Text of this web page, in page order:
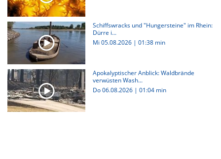
Schiffswracks und "Hungersteine" im Rhein:
Dürre i...
Mi 05.08.2026 | 01:38 min
Apokalyptischer Anblick: Waldbrände
verwüsten Wash...
Do 06.08.2026 | 01:04 min